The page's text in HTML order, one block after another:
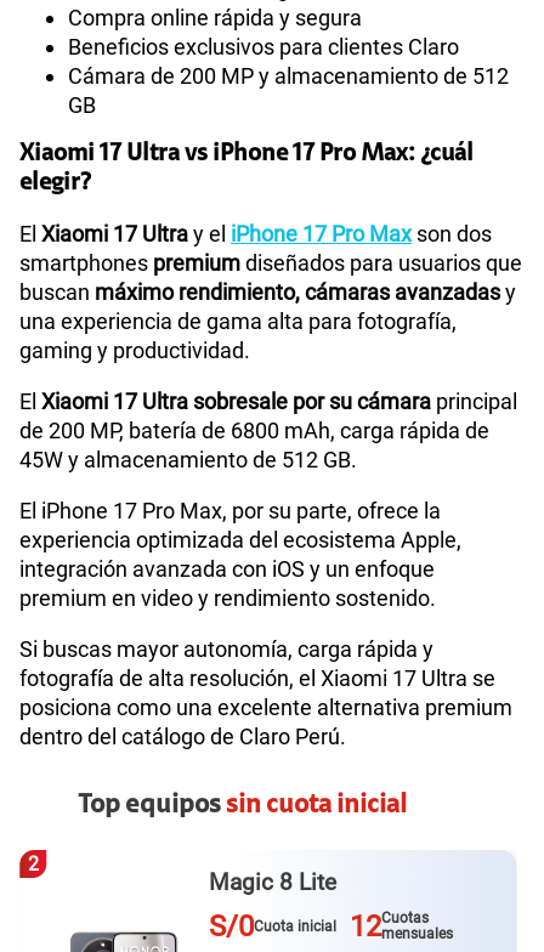
Compra online rápida y segura
Beneficios exclusivos para clientes Claro
Cámara de 200 MP y almacenamiento de 512
GB
Xiaomi 17 Ultra vs iPhone 17 Pro Max: ¿cuál
elegir?
El Xiaomi 17 Ultray el iPhone 17 Pro Maxson dos
smartphones premiumdiseñados para usuarios que
buscan máximo rendimiento, cámaras avanzadasy
una experiencia de gama alta para fotografía,
gaming y productividad.
El Xiaomi 17 Ultra sobresale por su cámara principal
de 200 MP, batería de 6800 mAh, carga rápida de
45W y almacenamiento de 512 GB.
El iPhone 17 Pro Max, por su parte, ofrece la
experiencia optimizada del ecosistema Apple,
integración avanzada con iOS y un enfoque
premium en video y rendimiento sostenido.
Si buscas mayor autonomía, carga rápida y
fotografía de alta resolución, el Xiaomi 17 Ultra se
posiciona como una excelente alternativa premium
dentro del catálogo de Claro Perú.
Top equipossin cuota inicial
3
Galaxy A57
S/0Cuota inicial 12Cuotas
mensuales